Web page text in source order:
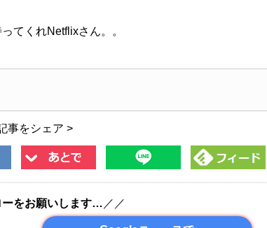
てくれNetflixさん。。
事をシェア >
ーをお願いします… ／／